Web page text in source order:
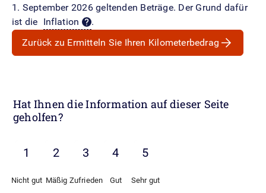
1. September 2026 geltenden Beträge. Der Grund dafür
ist die Inflation
.
Zurück zu Ermitteln Sie Ihren Kilometerbedrag
Hat Ihnen die Information auf dieser Seite
geholfen?
Nicht gut Mäßig Zufrieden Gut Sehr gut